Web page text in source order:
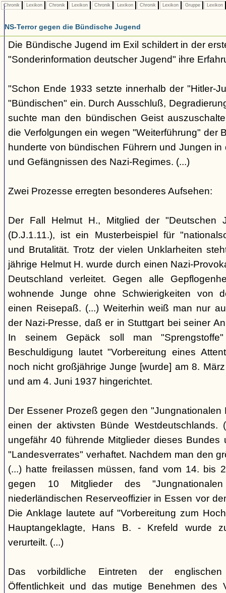
Chronik Lexikon Chronik Lexikon Chronik Lexikon Chronik Lexikon Gruppe Lexikon
NS-Terror gegen die Bündische Jugend
Die Bündische Jugend im Exil schildert in der
"Sonderinformation deutscher Jugend" ihre
"Schon Ende 1933 setzte innerhalb der "Hitler-
"Bündischen" ein. Durch Ausschluß,
suchte man den bündischen Geist
die Verfolgungen ein wegen "Weiterführung" der
hunderte von bündischen Führern und Jungen
und Gefängnissen des Nazi-Regimes. (...)
Zwei Prozesse erregten besonderes Aufsehen:
Der Fall Helmut H., Mitglied der "Deutschen
(D.J.1.11.), ist ein Musterbeispiel für
und Brutalität. Trotz der vielen Unklarheiten
jährige Helmut H. wurde durch einen Nazi-
Deutschland verleitet. Gegen alle
wohnende Junge ohne Schwierigkeiten von
einen Reisepaß. (...) Weiterhin weiß man nur
der Nazi-Presse, daß er in Stuttgart bei seiner
In seinem Gepäck soll man
Beschuldigung lautet "Vorbereitung eines
noch nicht großjährige Junge [wurde] am 8.
und am 4. Juni 1937 hingerichtet.
Der Essener Prozeß gegen den "Jungnationalen
einen der aktivsten Bünde Westdeutschlands.
ungefähr 40 führende Mitglieder dieses Bundes
"Landesverrates" verhaftet. Nachdem man den
(...) hatte freilassen müssen, fand vom 14. bis
gegen 10 Mitglieder des
niederländischen Reserveoffizier in Essen vor
Die Anklage lautete auf "Vorbereitung zum
Hauptangeklagte, Hans B. - Krefeld wurde
verurteilt. (...)
Das vorbildliche Eintreten der
Öffentlichkeit und das mutige Benehmen des